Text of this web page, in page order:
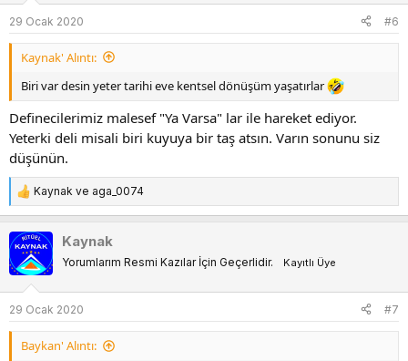
e
r
:
29 Ocak 2020 #6
Kaynak' Alıntı:
Biri var desin yeter tarihi eve kentsel dönüşüm yaşatırlar
Definecilerimiz malesef "Ya Varsa" lar ile hareket ediyor.
Yeterki deli misali biri kuyuya bir taş atsın. Varın sonunu siz
düşünün.
T
e
p
k
i
e
r
:
Kaynak ve aga_0074
Kaynak
Yorumlarım Resmi Kazılar İçin Geçerlidir. Kayıtlı Üye
29 Ocak 2020 #7
Baykan' Alıntı: